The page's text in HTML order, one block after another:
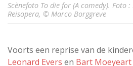
Scènefoto To die for (A comedy). Foto
Reisopera, © Marco Borggreve
Voorts een reprise van de
Leonard Evers en Bart Moeyeart